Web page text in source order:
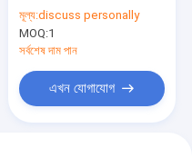
মূল্য:discuss personally
MOQ:1
সর্বশেষ দাম পান
এখন যোগাযোগ